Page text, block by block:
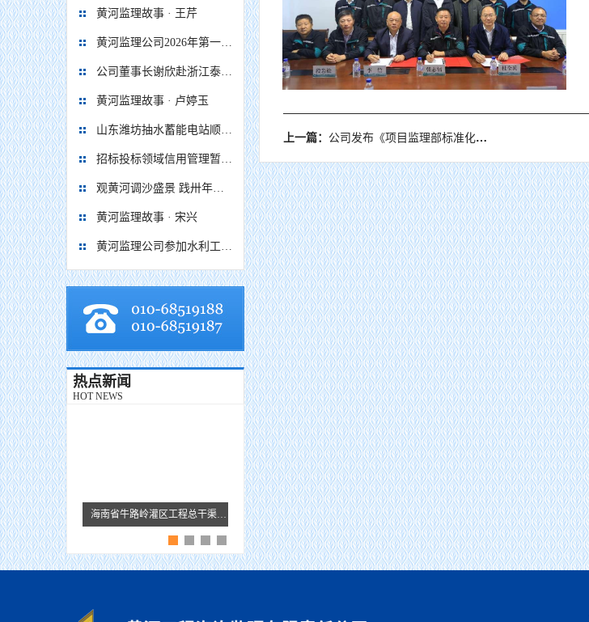
黄河监理故事 · 王芹
黄河监理公司2026年第一次 股东会、董事会、监事会顺利召开
公司董事长谢欣赴浙江泰顺抽水蓄能电站项目调研慰问
黄河监理故事 · 卢婷玉
山东潍坊抽水蓄能电站顺利通过蓄水阶段移民安置省级终验
招标投标领域信用管理暂行办法
观黄河调沙盛景 践卅年监理初心
黄河监理故事 · 宋兴
黄河监理公司参加水利工程移民安置监督评估企业座谈会
热点新闻
HOT NEWS
海南省牛路岭灌区工程总干渠1#隧洞无压段提前5个月贯通 黄河监理故事 · 王芹 黄河监理公司2026年第一次 股东会、董事会、监事会顺利召开
上一篇： 公司发布《项目监理部标准化建设图册1.0版》